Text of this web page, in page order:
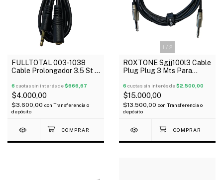
FULLTOTAL 003-1038
Cable Prolongador 3.5 St A
Extensión
6 cuotas sin interés de$666,67
$4.000,00
$3.600,00 con Transferencia o
depósito
1 / 2
ROXTONE Sgjj100l3 Cable
Plug Plug 3 Mts Para
6 cuotas sin interés de$2.500,00
$15.000,00
$13.500,00 con Transferencia o
depósito